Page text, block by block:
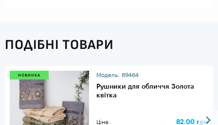
ПОДІБНІ ТОВАРИ
НОВИНКА Модель: 89464
Рушники для обличчя Золота
квітка
Ціна: 82.00 грн